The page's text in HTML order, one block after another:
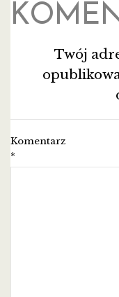
Twój
Komentarz
*